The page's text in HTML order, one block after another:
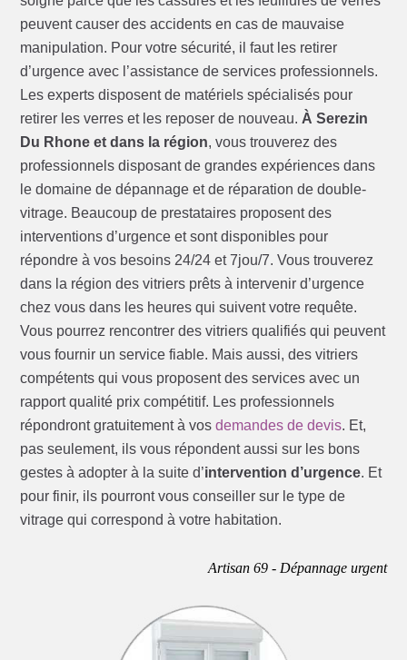
peuvent causer des accidents en cas de mauvaise
manipulation. Pour votre sécurité, il faut les retirer
d’urgence avec l’assistance de services professionnels.
Les experts disposent de matériels spécialisés pour
retirer les verres et les reposer de nouveau.À Serezin
Du Rhone et dans la région, vous trouverez des
professionnels disposant de grandes expériences dans
le domaine de dépannage et de réparation de double-
vitrage. Beaucoup de prestataires proposent des
interventions d’urgence et sont disponibles pour
répondre à vos besoins 24/24 et 7jou/7. Vous trouverez
dans la région des vitriers prêts à intervenir d’urgence
chez vous dans les heures qui suivent votre requête.
Vous pourrez rencontrer des vitriers qualifiés qui peuvent
vous fournir un service fiable. Mais aussi, des vitriers
compétents qui vous proposent des services avec un
rapport qualité prix compétitif. Les professionnels
répondront gratuitement à vosdemandes de devis. Et,
pas seulement, ils vous répondent aussi sur les bons
gestes à adopter à la suite d’intervention d’urgence. Et
pour finir, ils pourront vous conseiller sur le type de
vitrage qui correspond à votre habitation.
Artisan 69 - Dépannage urgent